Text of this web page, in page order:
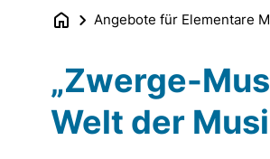
Angebote für Elementare
„Zwerge-
Welt der